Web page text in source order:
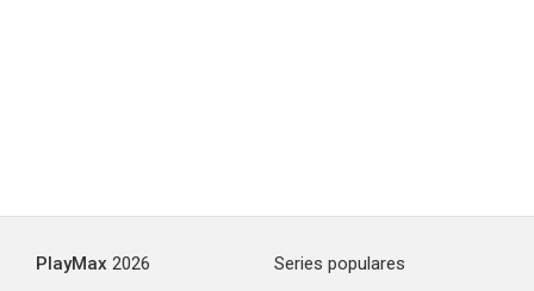
PlayMax 2026
Series populares